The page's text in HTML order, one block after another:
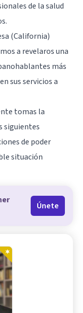
de la salud
(California)
a revelaros una
más
sus servicios a
tomas la
siguientes
de poder
situación
Únete